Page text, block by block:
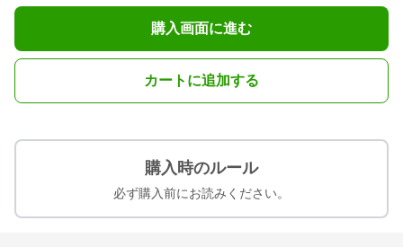
購入画面に進む
カートに追加する
購入時のルール
必ず購入前にお読みください。